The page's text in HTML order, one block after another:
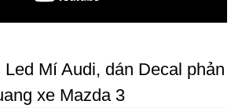
Mí Audi, dán Decal phản
xe Mazda 3